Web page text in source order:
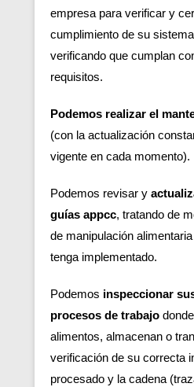
empresa para verificar y
cumplimiento de su
verificando que cumplan
requisitos.
Podemos realizar el
(con la actualización
vigente en cada momento).
Podemos revisar y
guías appcc, tratando de
de manipulación
tenga implementado.
Podemos inspeccionar
procesos de trabajo
alimentos, almacenan o
verificación de su correcta
procesado y la cadena